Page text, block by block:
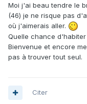
Moi j'ai beau tendre le
(46) je ne risque pas
où j'aimerais aller.
Quelle chance
Bienvenue et encore
pas à trouver tout seul.
Citer